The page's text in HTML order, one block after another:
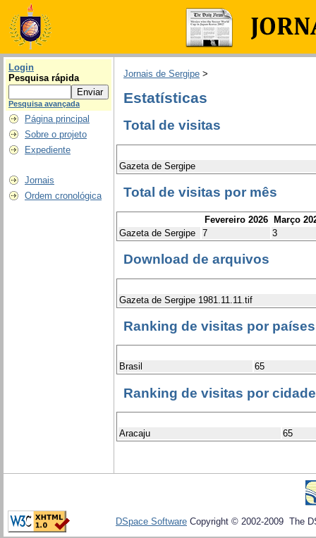
Login
Pesquisa rápida
Pesquisa avançada
Página principal
Sobre o projeto
Expediente
Jornais
Ordem cronológica
Jornais de Sergipe >
Estatísticas
Total de visitas
Gazeta de Sergipe
Total de visitas por mês
Fevereiro 2026 Março
Gazeta de Sergipe
7 3
Download de arquivos
Gazeta de Sergipe 1981.11.11.tif
Ranking de visitas por países
Brasil 65
Ranking de visitas por
Aracaju 65
DSpace Software Copyright © 2002-2009 The